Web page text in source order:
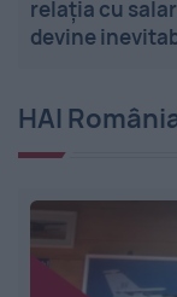
relația cu
devine
HAI